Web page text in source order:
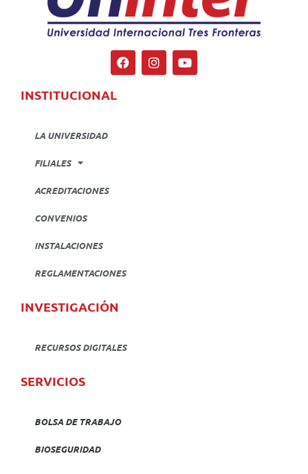
INSTITUCIONAL
LA UNIVERSIDAD
FILIALES
ACREDITACIONES
CONVENIOS
INSTALACIONES
REGLAMENTACIONES
INVESTIGACIÓN
RECURSOS DIGITALES
SERVICIOS
BOLSA DE TRABAJO
BIOSEGURIDAD